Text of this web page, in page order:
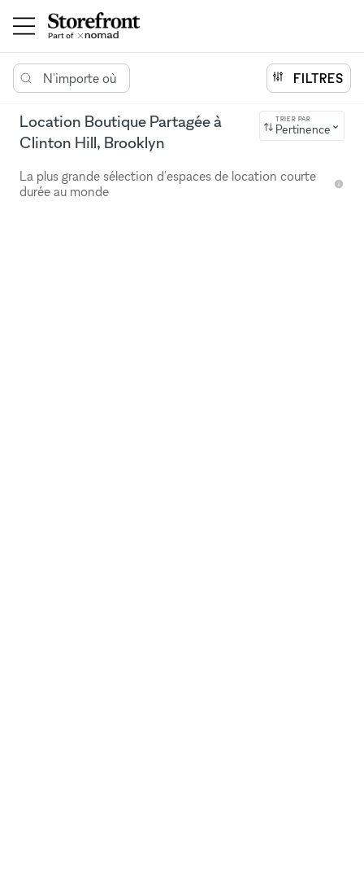
N'importe où FILTRES
Location Boutique Partagée à
Clinton Hill, Brooklyn
TRIER PAR
Pertinence
La plus grande sélection d'espaces de location courte
durée au monde